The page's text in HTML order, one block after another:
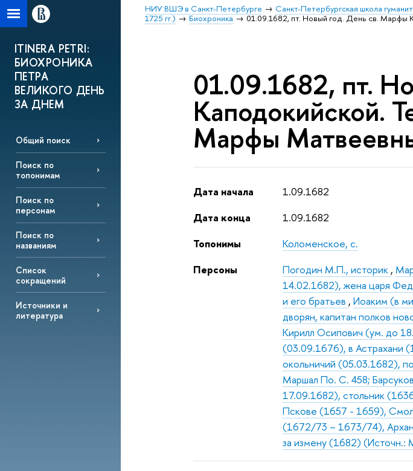
НИУ ВШЭ в Санкт-Петербурге Санкт-Петербургская школа
1725 гг.)
Биохроника 01.09.1682, пт. Новый год. День св. Марфы
ITINERA PETRI:
БИОХРОНИКА
ПЕТРА
ВЕЛИКОГО ДЕНЬ
ЗА ДНЕМ
Общий поиск
Поиск по
топонимам
Поиск по
персонам
Поиск по
названиям
Список
сокращений
Источники и
литература
01.09.1682, пт.
Каподокийской.
Марфы
Дата начала
1.09.1682
Дата конца
1.09.1682
Топонимы
Коломенское, с.
Персоны
Погодин М.П., историк ,
14.02.1682), жена царя
и его братьев ,Иоаким (в
дворян, капитан полков
Кирилл Осипович (ум. до
(03.09.1676), в
окольничий (05.03.1682),
Маршал По. С. 458;
17.09.1682), стольник
Пскове (1657 - 1659),
(1672/73 – 1673/74),
за измену (1682) (Источн.: